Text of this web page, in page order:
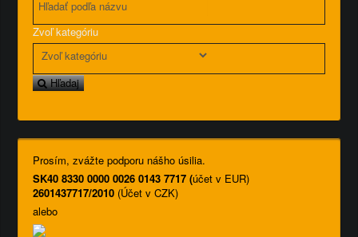
Zvoľ kategóriu
Hľadaj
Prosím, zvážte podporu nášho úsilia.
SK40 8330 0000 0026 0143 7717 (účet v EUR)
2601437717/2010 (Účet v CZK)
alebo